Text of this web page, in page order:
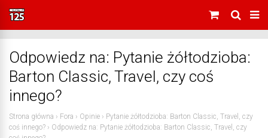
Odpowiedz na: Pytanie żółtodzioba:
Barton Classic, Travel, czy coś
innego?
Strona główna › Fora › Opinie › Pytanie żółtodzioba: Barton Classic, Travel, czy
coś innego? › Odpowiedz na: Pytanie żółtodzioba: Barton Classic, Travel, czy